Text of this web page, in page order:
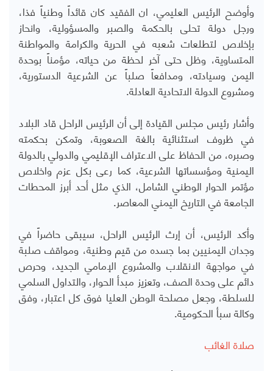
وأوضح الرئيس العليمي، ان الفقيد كان قائداً وطنياً فذا،
ورجل دولة تحلى بالحكمة والصبر والمسؤولية، وانحاز
بإخلاص لتطلعات شعبه في الحرية والكرامة والمواطنة
المتساوية، وظل حتى آخر لحظة من حياته، مؤمناً بوحدة
اليمن وسيادته، ومدافعاً صلباً عن الشرعية الدستورية،
ومشروع الدولة الاتحادية العادلة.
وأشار رئيس مجلس القيادة إلى أن الرئيس الراحل قاد البلاد
في ظروف استثنائية بالغة الصعوبة، وتمكن بحكمته
وصبره، من الحفاظ على الاعتراف الإقليمي والدولي بالدولة
اليمنية ومؤسساتها الشرعية، كما رعى بكل عزم واخلاص
مؤتمر الحوار الوطني الشامل، الذي مثل أحد أبرز المحطات
الجامعة في التاريخ اليمني المعاصر.
وأكد الرئيس، أن إرث الرئيس الراحل، سيبقى حاضراً في
وجدان اليمنيين بما جسده من قيم وطنية، ومواقف صلبة
في مواجهة الانقلاب والمشروع الإمامي الجديد، وحرص
دائم على وحدة الصف، وتعزيز مبدأ الحوار، والتداول السلمي
للسلطة، وجعل مصلحة الوطن العليا فوق كل اعتبار، وفق
وكالة سبأ الحكومية.
صلاة الغائب